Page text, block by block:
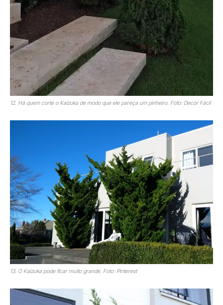
12. Há quem corte o Kaizuka de modo que ele pareça um pinheiro. Foto: Decor Fácil
13. O Kaizuka pode ficar muito grande. Foto: Pinterest